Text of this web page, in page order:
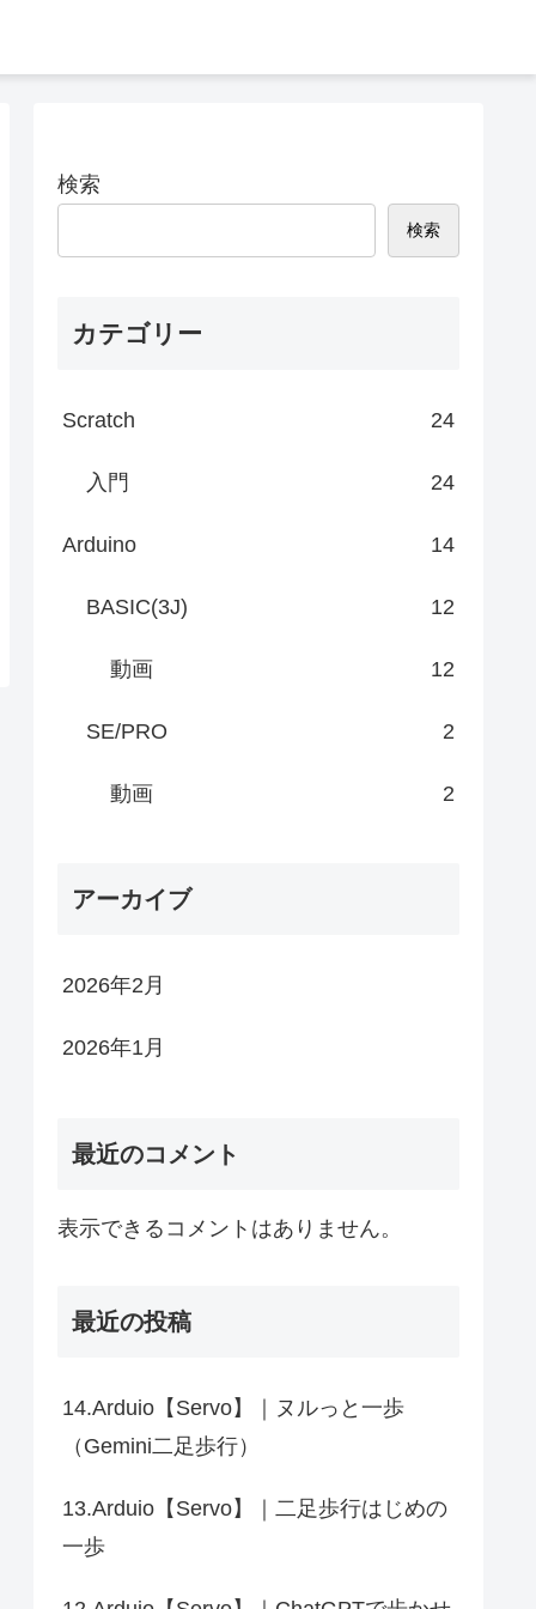
検索
検索
カテゴリー
Scratch 24
入門 24
Arduino 14
BASIC(3J) 12
動画 12
SE/PRO 2
動画 2
アーカイブ
2026年2月
2026年1月
最近のコメント
表示できるコメントはありません。
最近の投稿
14.Arduio【Servo】｜ヌルっと一歩
（Gemini二足歩行）
13.Arduio【Servo】｜二足歩行はじめの
一歩